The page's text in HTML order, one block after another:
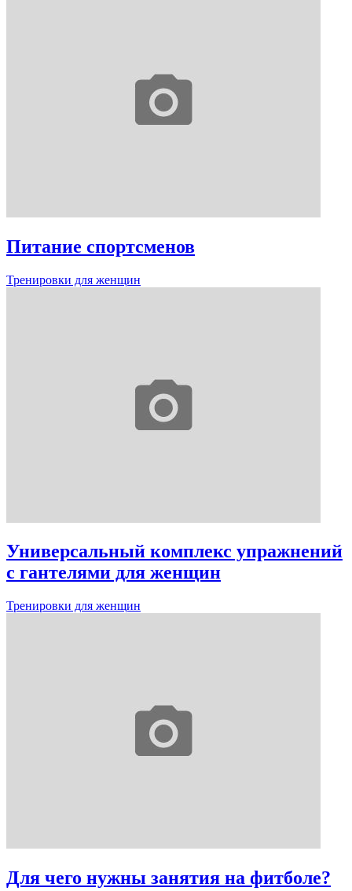
Питание спортсменов
Тренировки для женщин
Универсальный комплекс упражнений
с гантелями для женщин
Тренировки для женщин
Для чего нужны занятия на фитболе?